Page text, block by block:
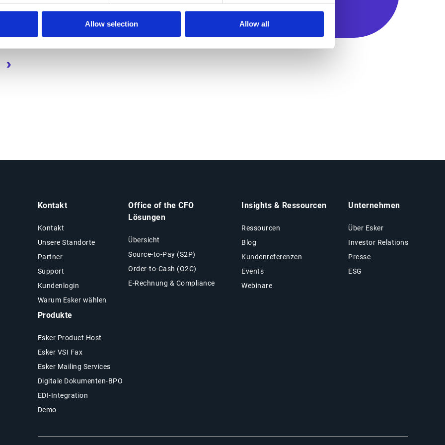
Allow selection Allow all
Kontakt
Kontakt
Unsere Standorte
Partner
Support
Kundenlogin
Warum Esker wählen
Office of the CFO
Lösungen
Übersicht
Source-to-Pay (S2P)
Order-to-Cash (O2C)
E-Rechnung & Compliance
Insights & Ressourcen
Ressourcen
Blog
Kundenreferenzen
Events
Webinare
Unternehmen
Über Esker
Investor Relations
Presse
ESG
Produkte
Esker Product Host
Esker VSI Fax
Esker Mailing Services
Digitale Dokumenten-BPO
EDI-Integration
Demo